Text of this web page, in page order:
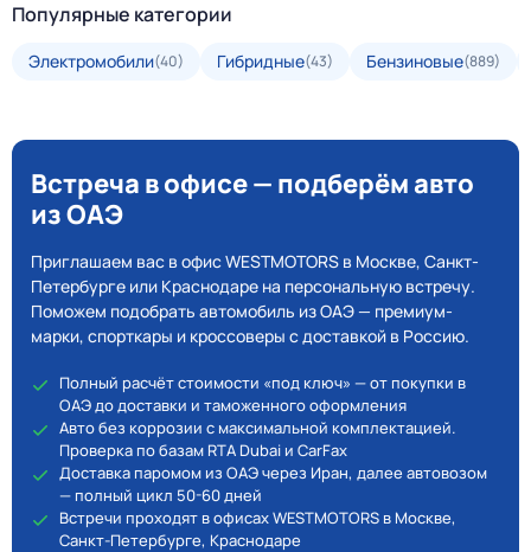
Популярные категории
Электромобили(40) Гибридные(43) Бензиновые(889)
Встреча в офисе — подберём авто
из ОАЭ
Приглашаем вас в офис WESTMOTORS в Москве, Санкт-
Петербурге или Краснодаре на персональную встречу.
Поможем подобрать автомобиль из ОАЭ — премиум-
марки, спорткары и кроссоверы с доставкой в Россию.
Полный расчёт стоимости «под ключ» — от покупки в
ОАЭ до доставки и таможенного оформления
Авто без коррозии с максимальной комплектацией.
Проверка по базам RTA Dubai и CarFax
Доставка паромом из ОАЭ через Иран, далее автовозом
— полный цикл 50-60 дней
Встречи проходят в офисах WESTMOTORS в Москве,
Санкт-Петербурге, Краснодаре